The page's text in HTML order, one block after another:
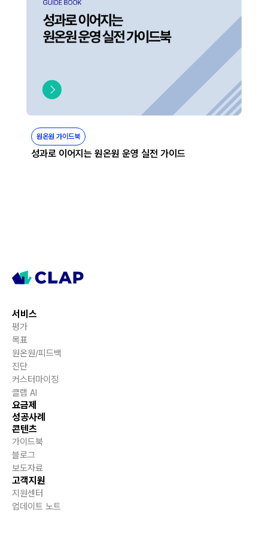
원온원 가이드북
성과로 이어지는 원온원 운영 실전 가이드
서비스
평가
목표
원온원/피드백
진단
커스터마이징
클랩 AI
요금제
성공사례
콘텐츠
가이드북
블로그
보도자료
고객지원
지원센터
업데이트 노트